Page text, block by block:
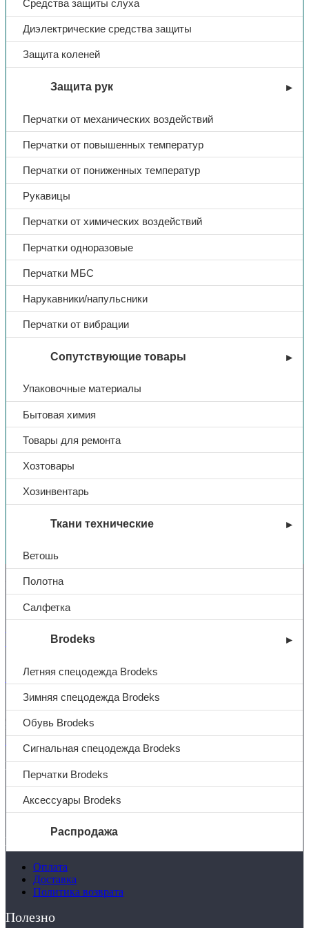
Средства защиты слуха
Диэлектрические средства защиты
Защита коленей
Защита рук
Перчатки от механических воздействий
Перчатки от повышенных температур
Перчатки от пониженных температур
Рукавицы
Перчатки от химических воздействий
Перчатки одноразовые
Перчатки МБС
Нарукавники/напульсники
Перчатки от вибрации
Сопутствующие товары
Упаковочные материалы
Бытовая химия
Товары для ремонта
Хозтовары
Хозинвентарь
Ткани технические
Ветошь
Полотна
Салфетка
Brodeks
Летняя спецодежда Brodeks
Зимняя спецодежда Brodeks
Обувь Brodeks
Сигнальная спецодежда Brodeks
Перчатки Brodeks
Аксессуары Brodeks
Распродажа
О компании
Услуги
Доставка
Контакты
+7 (831) 214-01-51
101@adk52.ru
© 2026 ООО «АДК-Спец»
Все права защищены
Политика конфиденциальности
Компания
О компании
Услуги
Контакты
Покупателям
Оплата
Доставка
Политика возврата
Полезно